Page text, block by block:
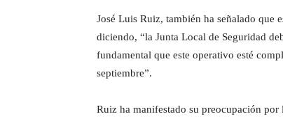
José Luis Ruiz, también ha señalado que
diciendo, “la Junta Local de Seguridad
fundamental que este operativo esté
septiembre”.
Ruiz ha manifestado su preocupación por